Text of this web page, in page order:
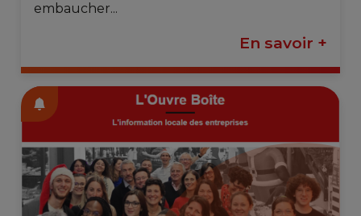
embaucher...
En savoir +